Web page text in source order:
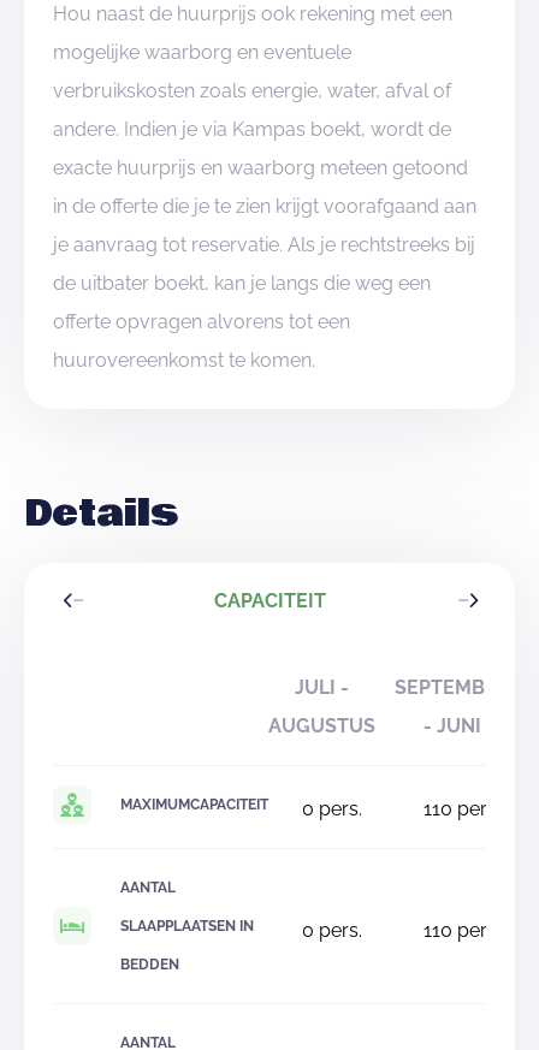
Hou naast de huurprijs ook rekening met een
mogelijke waarborg en eventuele
verbruikskosten zoals energie, water, afval of
andere. Indien je via Kampas boekt, wordt de
exacte huurprijs en waarborg meteen getoond
in de offerte die je te zien krijgt voorafgaand aan
je aanvraag tot reservatie. Als je rechtstreeks bij
de uitbater boekt, kan je langs die weg een
offerte opvragen alvorens tot een
huurovereenkomst te komen.
Details
CAPACITEIT
JULI -
AUGUSTUS
SEPTEMBER
- JUNI
MAXIMUMCAPACITEIT 0 pers. 110 pers.
AANTAL
SLAAPPLAATSEN IN
BEDDEN
0 pers. 110 pers.
AANTAL